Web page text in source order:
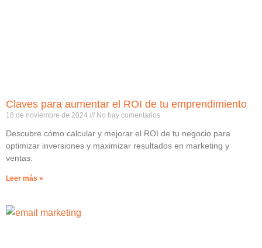
Claves para aumentar el ROI de tu emprendimiento
18 de noviembre de 2024 No hay comentarios
Descubre cómo calcular y mejorar el ROI de tu negocio para
optimizar inversiones y maximizar resultados en marketing y
ventas.
Leer más »